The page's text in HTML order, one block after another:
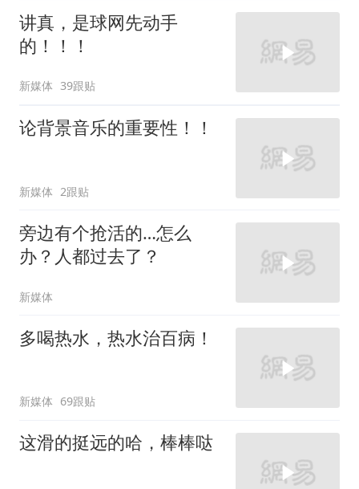
讲真，是球网先动手
的！！！
新媒体 39跟贴
论背景音乐的重要性！！
新媒体 2跟贴
旁边有个抢活的…怎么
办？人都过去了？
新媒体
多喝热水，热水治百病！
新媒体 69跟贴
这滑的挺远的哈，棒棒哒